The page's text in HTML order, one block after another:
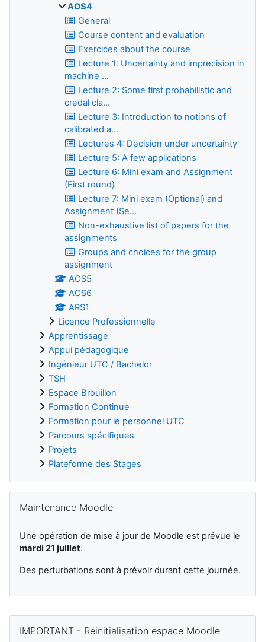
AOS4
General
Course content and evaluation
Exercices about the course
Lecture 1: Uncertainty and imprecision in
machine ...
Lecture 2: Some first probabilistic and
credal cla...
Lecture 3: Introduction to notions of
calibrated a...
Lectures 4: Decision under uncertainty
Lecture 5: A few applications
Lecture 6: Mini exam and Assignment
(First round)
Lecture 7: Mini exam (Optional) and
Assignment (Se...
Non-exhaustive list of papers for the
assignments
Groups and choices for the group
assignment
AOS5
AOS6
ARS1
Licence Professionnelle
Apprentissage
Appui pédagogique
Ingénieur UTC / Bachelor
TSH
Espace Brouillon
Formation Continue
Formation pour le personnel UTC
Parcours spécifiques
Projets
Plateforme des Stages
Maintenance Moodle
Une opération de mise à jour de Moodle est prévue le
mardi 21 juillet.
Des perturbations sont à prévoir durant cette journée.
Supplementary blocks
IMPORTANT - Réinitialisation espace Moodle